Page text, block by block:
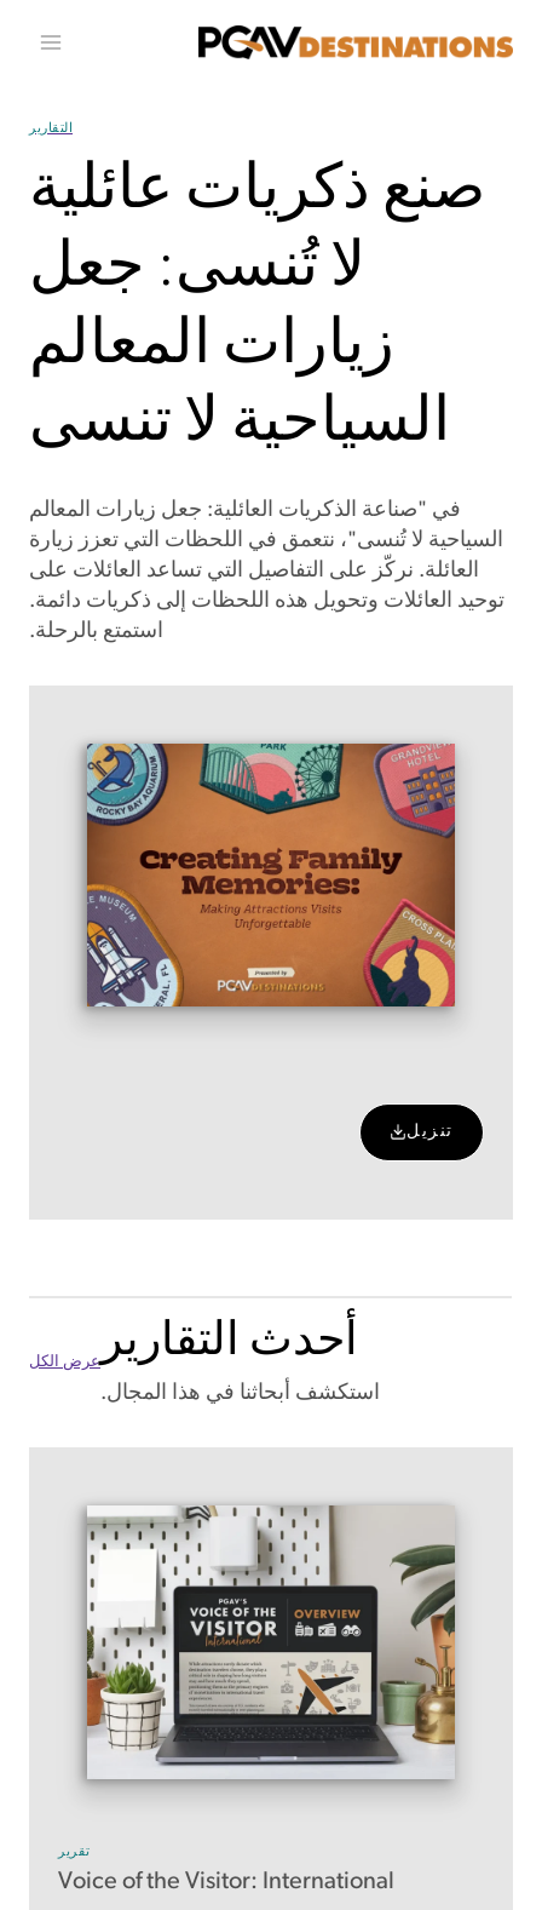
التقارير
صنع ذكريات عائلية
لا تُنسى: جعل
زيارات المعالم
السياحية لا تنسى
في "صناعة الذكريات العائلية: جعل زيارات المعالم
السياحية لا تُنسى"، نتعمق في اللحظات التي تعزز زيارة
العائلة. نركّز على التفاصيل التي تساعد العائلات على
توحيد العائلات وتحويل هذه اللحظات إلى ذكريات دائمة.
استمتع بالرحلة.
تنزيل
أحدث التقارير
استكشف أبحاثنا في هذا المجال.
عرض الكل
تقرير
Voice of the Visitor: International